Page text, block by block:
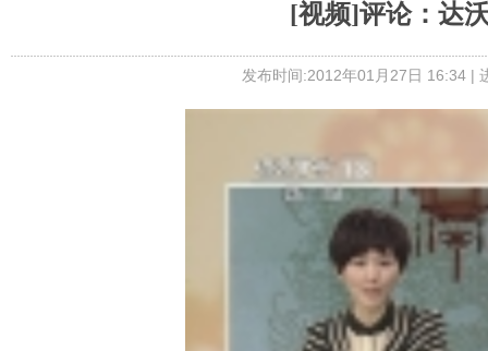
[视频]评论：达
发布时间:2012年01月27日 16:34 |